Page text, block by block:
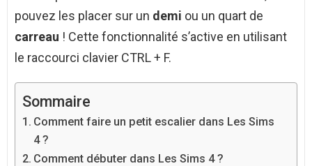
pouvez les placer sur un demi ou un quart de
carreau ! Cette fonctionnalité s’active en utilisant
le raccourci clavier CTRL + F.
Sommaire
Comment faire un petit escalier dans Les Sims
4 ?
Comment débuter dans Les Sims 4 ?